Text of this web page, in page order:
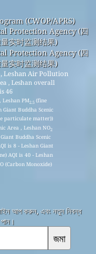
(CWOP/APRS)
Protection Agency (四
实时监测结果)
Protection Agency (四
实时监测结果)
Leshan Air Pollution
, Leshan overall
46
Leshan PM2.5(fine
Buddha Scenic
particulate matter))
Area , Leshan NO2
Buddha Scenic
is 8 - Leshan Giant
AQI is 40 - Leshan
(Carbon Monoxide)
সাইন আপ করুন, এবং নতুন নিবন্ধ
জমা